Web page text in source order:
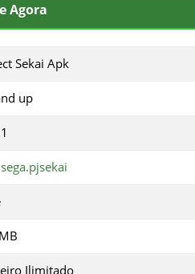
Agora
Sekai Apk
up
Ilimitado